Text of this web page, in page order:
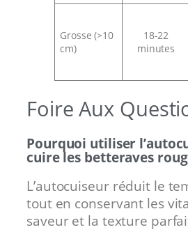
Grosse (>10
cm)
18-22
minutes
Foire Aux
Pourquoi utiliser
cuire les betteraves
L’autocuiseur réduit le
tout en conservant les
saveur et la texture